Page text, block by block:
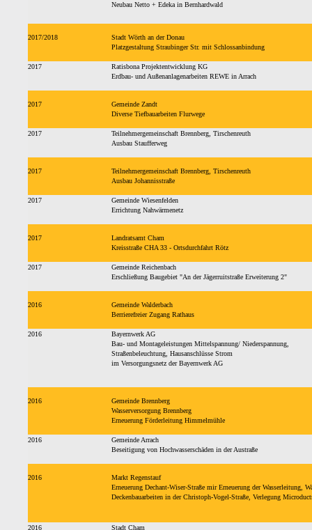
Neubau Netto + Edeka in Bernhardwald
2017/2018
Stadt Wörth an der Donau
Platzgestaltung Straubinger Str. mit Schlossanbindung
2017
Ratisbona Projektentwicklung KG
Erdbau- und Außenanlagenarbeiten REWE in Arrach
2017
Gemeinde Zandt
Diverse Tiefbauarbeiten Flurwege
2017
Teilnehmergemeinschaft Brennberg, Tirschenreuth
Ausbau Staufferweg
2017
Teilnehmergemeinschaft Brennberg, Tirschenreuth
Ausbau Johannisstraße
2017
Gemeinde Wiesenfelden
Errichtung Nahwärmenetz
2017
Landratsamt Cham
Kreisstraße CHA 33 - Ortsdurchfahrt Rötz
2017
Gemeinde Reichenbach
Erschließung Baugebiet "An der Jägerruitstraße Erweiterung 2"
2016
Gemeinde Walderbach
Berrierefreier Zugang Rathaus
2016
Bayernwerk AG
Bau- und Montageleistungen Mittelspannung/ Niederspannung,
Straßenbeleuchtung, Hausanschlüsse Strom
im Versorgungsnetz der Bayernwerk AG
2016
Gemeinde Brennberg
Wasserversorgung Brennberg
Erneuerung Förderleitung Himmelmühle
2016
Gemeinde Arrach
Beseitigung von Hochwasserschäden in der Austraße
2016
Markt Regenstauf
Erneuerung Dechant-Wiser-Straße mir Erneuerung der Wasserleitung,
Deckenbauarbeiten in der Christoph-Vogel-Straße, Verlegung
2016 Stadt Cham